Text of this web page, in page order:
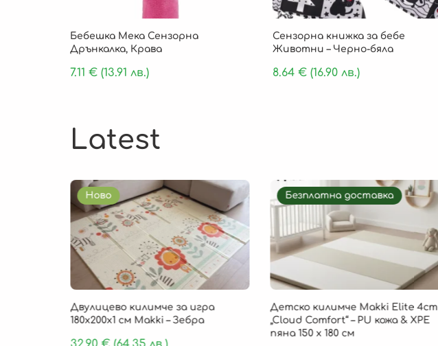
Бебешка Мека Сензорна
Дрънкалка, Крава
7.11 € (13.91 лв.)
Сензорна книжка за бебе
Животни – Черно-бяла
8.64 €(16.90 лв.)
Latest
Ново
Двулицево килимче за игра
180х200х1 см Makki – Зебра
Безплатна доставка
Детско килимче Makki Elite 4cm
„Cloud Comfort“ – PU кожа & XPE
пяна 150 х 180 см